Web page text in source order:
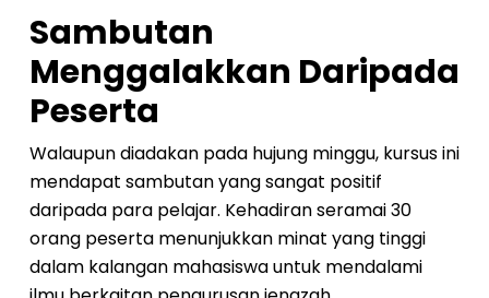
Sambutan
Menggalakkan Daripada
Peserta
Walaupun diadakan pada hujung minggu, kursus ini
mendapat sambutan yang sangat positif
daripada para pelajar. Kehadiran seramai 30
orang peserta menunjukkan minat yang tinggi
dalam kalangan mahasiswa untuk mendalami